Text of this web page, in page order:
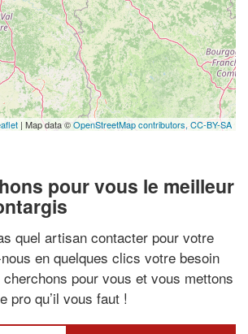
| Map data ©OpenStreetMap contributors,CC-BY-SA
pour vous le meilleur
quel artisan contacter pour votre
en quelques clics votre besoin
pour vous et vous mettons
pro qu’il vous faut !